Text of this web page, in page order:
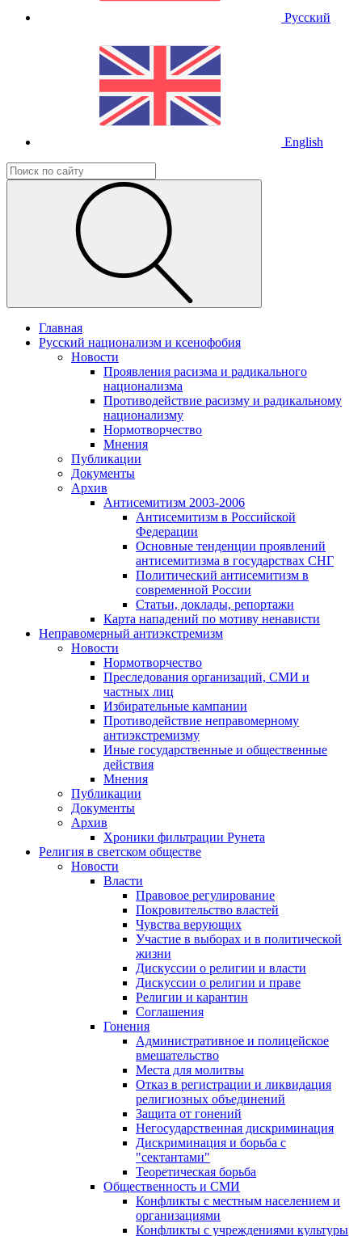
Русский
English
Главная
Русский национализм и ксенофобия
Новости
Проявления расизма и радикального
национализма
Противодействие расизму и радикальному
национализму
Нормотворчество
Мнения
Публикации
Документы
Архив
Антисемитизм 2003-2006
Антисемитизм в Российской
Федерации
Основные тенденции проявлений
антисемитизма в государствах СНГ
Политический антисемитизм в
современной России
Статьи, доклады, репортажи
Карта нападений по мотиву ненависти
Неправомерный антиэкстремизм
Новости
Нормотворчество
Преследования организаций, СМИ и
частных лиц
Избирательные кампании
Противодействие неправомерному
антиэкстремизму
Иные государственные и общественные
действия
Мнения
Публикации
Документы
Архив
Хроники фильтрации Рунета
Религия в светском обществе
Новости
Власти
Правовое регулирование
Покровительство властей
Чувства верующих
Участие в выборах и в политической
жизни
Дискуссии о религии и власти
Дискуссии о религии и праве
Религии и карантин
Соглашения
Гонения
Административное и полицейское
вмешательство
Места для молитвы
Отказ в регистрации и ликвидация
религиозных объединений
Защита от гонений
Негосударственная дискриминация
Дискриминация и борьба с
"сектантами"
Теоретическая борьба
Общественность и СМИ
Конфликты с местным населением и
организациями
Конфликты с учреждениями культуры